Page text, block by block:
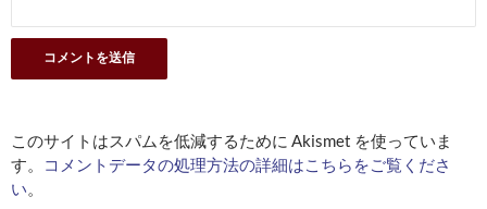
このサイトはスパムを低減するために Akismet を使っていま
す。
コメントデータの処理方法の詳細はこちらをご覧くださ
い。